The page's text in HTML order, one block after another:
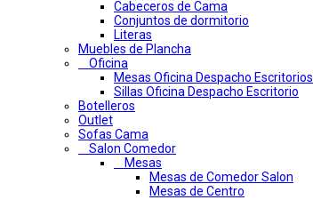
Cabeceros de Cama
Conjuntos de dormitorio
Literas
Muebles de Plancha
Oficina
Mesas Oficina Despacho Escritorios
Sillas Oficina Despacho Escritorio
Botelleros
Outlet
Sofas Cama
Salon Comedor
Mesas
Mesas de Comedor Salon
Mesas de Centro